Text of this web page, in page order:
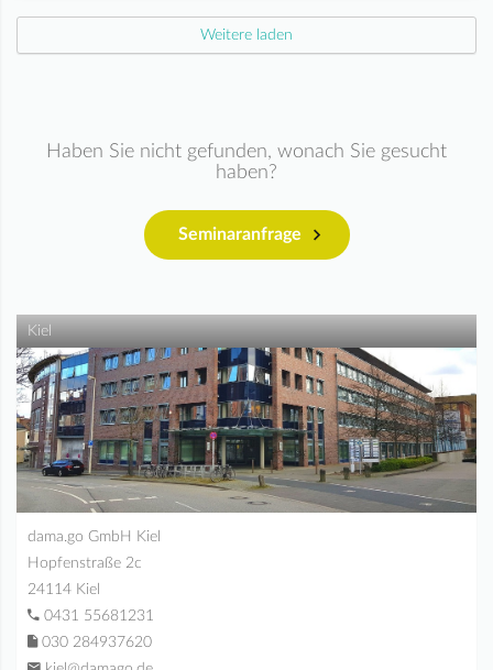
Weitere laden
Haben Sie nicht gefunden, wonach Sie gesucht
haben?
Seminaranfrage
Kiel
dama.go GmbH Kiel
Hopfenstraße 2c
24114 Kiel
0431 55681231
030 284937620